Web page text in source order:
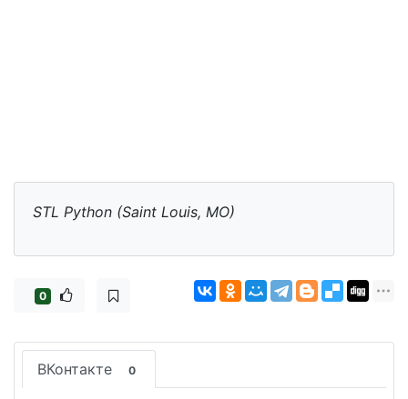
STL Python (Saint Louis, MO)
0
ВКонтакте 0